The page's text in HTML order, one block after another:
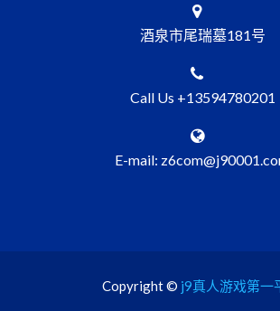
酒泉市尾瑞墓181号
Call Us +13594780201
E-mail:
Copyright © j9真人游戏第一